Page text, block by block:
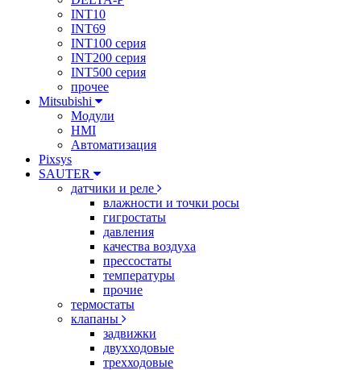
INT10
INT69
INT100 серия
INT200 серия
INT500 серия
прочее
Mitsubishi
Модули
HMI
Автоматизация
Pixsys
SAUTER
датчики и реле
влажности и точки росы
гигростаты
давления
качества воздуха
прессостаты
температуры
прочие
термостаты
клапаны
задвижки
двухходовые
трехходовые